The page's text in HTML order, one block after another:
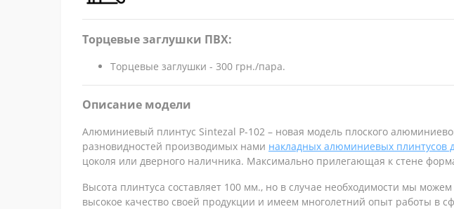
Торцевые заглушки ПВХ:
Торцевые заглушки - 300 грн./пара.
Описание модели
Алюминиевый плинтус Sintezal P-102 – новая модель плоского
разновидностей производимых нами накладных алюминиевых плинтусов
цоколя или дверного наличника. Максимально прилегающая к стене
Высота плинтуса составляет 100 мм., но в случае необходимости мы
высокое качество своей продукции и имеем многолетний опыт работы в